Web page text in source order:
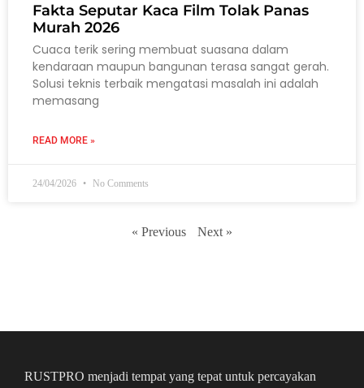
Fakta Seputar Kaca Film Tolak Panas
Murah 2026
Cuaca terik sering membuat suasana dalam
kendaraan maupun bangunan terasa sangat gerah.
Solusi teknis terbaik mengatasi masalah ini adalah
memasang
READ MORE »
24/04/2026 No Comments
« Previous Next »
RUSTPRO menjadi tempat yang tepat untuk percayakan